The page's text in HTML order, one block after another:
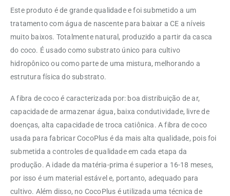
Este produto é de grande qualidade e foi submetido a um
tratamento com água de nascente para baixar a CE a níveis
muito baixos. Totalmente natural, produzido a partir da casca
do coco. É usado como substrato único para cultivo
hidropônico ou como parte de uma mistura, melhorando a
estrutura física do substrato.
A fibra de coco é caracterizada por: boa distribuição de ar,
capacidade de armazenar água, baixa condutividade, livre de
doenças, alta capacidade de troca catiônica. A fibra de coco
usada para fabricar CocoPlus é da mais alta qualidade, pois foi
submetida a controles de qualidade em cada etapa da
produção. A idade da matéria-prima é superior a 16-18 meses,
por isso é um material estável e, portanto, adequado para
cultivo. Além disso, no CocoPlus é utilizada uma técnica de